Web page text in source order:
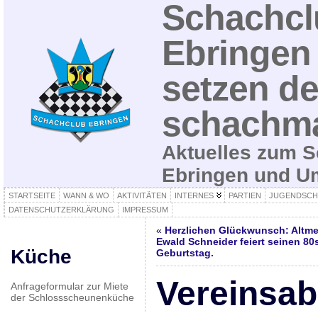
setzen
Aktuelles zum
Ebringen und
STARTSEITE WANN & WO AKTIVITÄTEN INTERNES PARTIEN
DATENSCHUTZERKLÄRUNG
IMPRESSUM
Küche
Anfrageformular zur Miete
der Schlossscheunenküche
« Herzlichen Glückwunsch:
Ewald Schneider feiert seinen
Geburtstag.